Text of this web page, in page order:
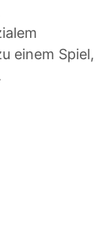
einem Spiel,